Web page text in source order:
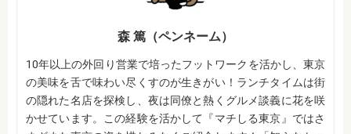
森 篤（ペンネーム）
10年以上の外回り営業で培ったフットワークを活かし、東京
の美味を舌で味わい尽くすのが生きがい！ランチタイムは街
の隠れた名店を探検し、夜は同僚と熱くグルメ談義に花を咲
かせています。この経験を活かして『マチしる東京』ではさ